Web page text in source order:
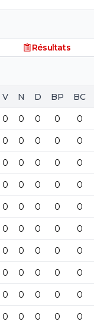
Résultats
V N D BP BC
0 0 0 0 0
0 0 0 0 0
0 0 0 0 0
0 0 0 0 0
0 0 0 0 0
0 0 0 0 0
0 0 0 0 0
0 0 0 0 0
0 0 0 0 0
0 0 0 0 0